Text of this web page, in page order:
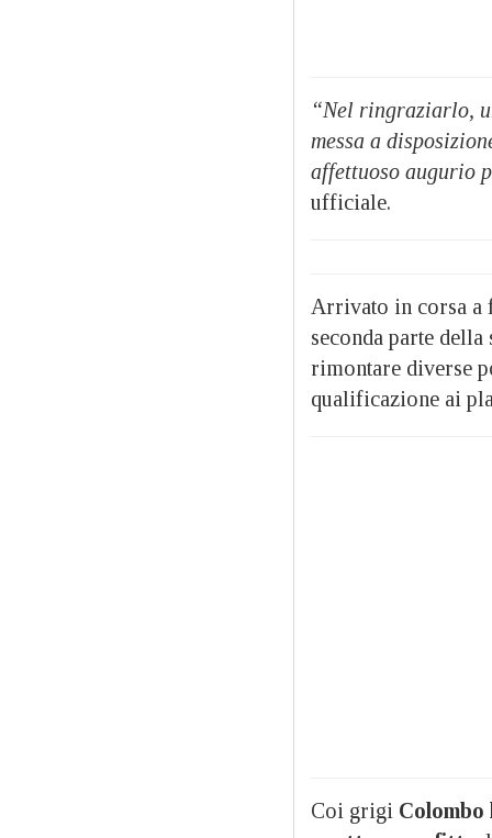
“Nel ringraziarlo,
messa a
affettuoso augurio
ufficiale.
Arrivato in corsa a
seconda parte
rimontare diverse
qualificazione ai
Coi grigi